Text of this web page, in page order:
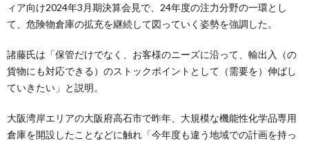
ィア向け2024年3月期決算会見で、24年度の注力分野の一環とし
て、危険物倉庫の拡充を継続して図っていく姿勢を強調した。
諸藤氏は「保管だけでなく、お客様のニーズに沿って、輸出入（の
貨物にも対応できる）のストックポイントとして（需要を）伸ばし
ていきたい」と説明。
大阪湾岸エリアの大阪府高石市で昨年、大規模な機能性化学品専用
倉庫を開設したことなどに触れ「今年度も違う地域での計画を持っ